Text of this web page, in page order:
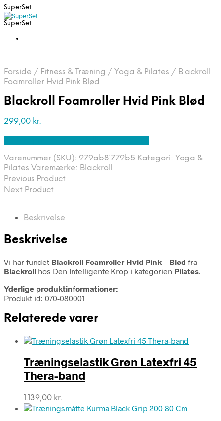
SuperSet
SuperSet
Forside / Fitness & Træning / Yoga & Pilates / Blackroll
Foamroller Hvid Pink Blød
Blackroll Foamroller Hvid Pink Blød
299,00 kr.
Varenummer (SKU): 979ab81779b5 Kategori: Yoga &
Pilates Varemærke: Blackroll
Previous Product
Next Product
Beskrivelse
Beskrivelse
Vi har fundet Blackroll Foamroller Hvid Pink – Blød fra
Blackroll hos Den Intelligente Krop i kategorien Pilates.
Yderlige produktinformationer:
Produkt id: 070-080001
Relaterede varer
Træningselastik Grøn Latexfri 45
Thera-band
1.139,00 kr.